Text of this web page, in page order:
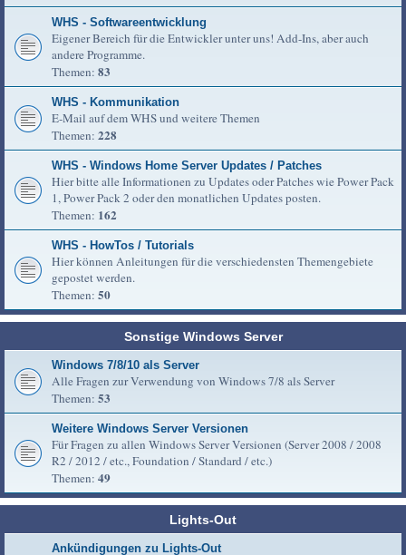
WHS - Softwareentwicklung
Eigener Bereich für die Entwickler unter uns! Add-Ins, aber auch
andere Programme.
Themen: 83
WHS - Kommunikation
E-Mail auf dem WHS und weitere Themen
Themen: 228
WHS - Windows Home Server Updates / Patches
Hier bitte alle Informationen zu Updates oder Patches wie Power Pack
1, Power Pack 2 oder den monatlichen Updates posten.
Themen: 162
WHS - HowTos / Tutorials
Hier können Anleitungen für die verschiedensten Themengebiete
gepostet werden.
Themen: 50
Sonstige Windows Server
Windows 7/8/10 als Server
Alle Fragen zur Verwendung von Windows 7/8 als Server
Themen: 53
Weitere Windows Server Versionen
Für Fragen zu allen Windows Server Versionen (Server 2008 / 2008
R2 / 2012 / etc., Foundation / Standard / etc.)
Themen: 49
Lights-Out
Ankündigungen zu Lights-Out